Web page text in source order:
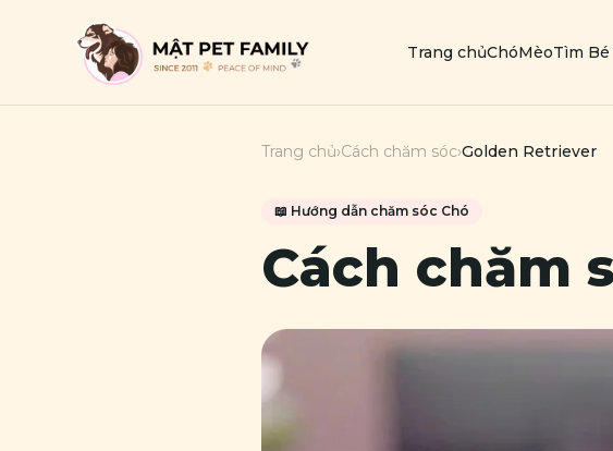
Trang chủChóMèoTìm
Trang chủ›Cách chăm sóc›Golden Retriever
📖 Hướng dẫn chăm sóc Chó
Cách chăm